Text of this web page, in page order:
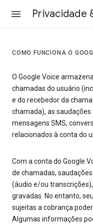
Privacidade
COMO FUNCIONA O
O Google Voice
chamadas do usuário
e do recebedor da
chamada), as
mensagens SMS,
relacionados à conta do
Com a conta do Google
de chamadas,
(áudio e/ou
gravadas. No entanto,
sujeitas a cobrança
Algumas informações